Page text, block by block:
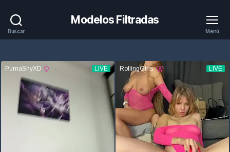
Buscar
Modelos Filtradas
Menú